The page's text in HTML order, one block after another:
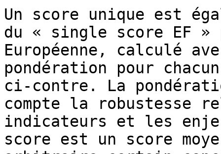
Un score unique est
du « single score EF »
Européenne, calculé
pondération pour
ci-contre. La
compte la robustesse
indicateurs et les
score est un score